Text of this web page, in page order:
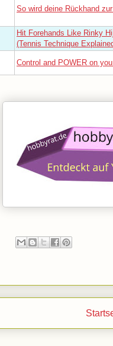
So wird deine Rückhand
Hit Forehands Like Rinky
(Tennis Technique
Control and POWER on